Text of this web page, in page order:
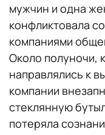
мужчин и одна
конфликтовала
компаниями
Около полуночи,
направлялись к
компании
стеклянную
потеряла